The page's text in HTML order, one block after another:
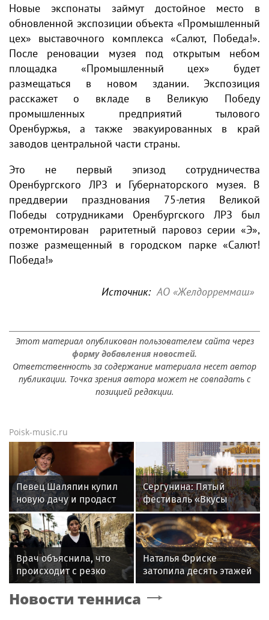
Новые экспонаты займут достойное место в
обновленной экспозиции объекта «Промышленный
цех» выставочного комплекса «Салют, Победа!».
После реновации музея под открытым небом
площадка «Промышленный цех» будет
размещаться в новом здании. Экспозиция
расскажет о вкладе в Великую Победу
промышленных предприятий тылового
Оренбуржья, а также эвакуированных в край
заводов центральной части страны.
Это не первый эпизод сотрудничества
Оренбургского ЛРЗ и Губернаторского музея. В
преддверии празднования 75-летия Великой
Победы сотрудниками Оренбургского ЛРЗ был
отремонтирован раритетный паровоз серии «Э»,
позже размещенный в городском парке «Салют!
Победа!»
Источник: АО «Желдорреммаш»
Этот материал опубликован пользователем сайта через
форму добавления новостей.
Ответственность за содержание материала несет автор
публикации. Точка зрения автора может не совпадать с
позицией редакции.
Poisk-music.ru
Певец Шаляпин купил
новую дачу и продаст
старую
Сергунина: Пятый
фестиваль «Вкусы
России» пройдет в
Москве 13–23 августа
Врач объяснила, что
происходит с резко
похудевшей Пугачёвой:
"Вылечить уже нельзя"
Наталья Фриске
затопила десять этажей
в Москве, соседи
подали в суд
Новости тенниса